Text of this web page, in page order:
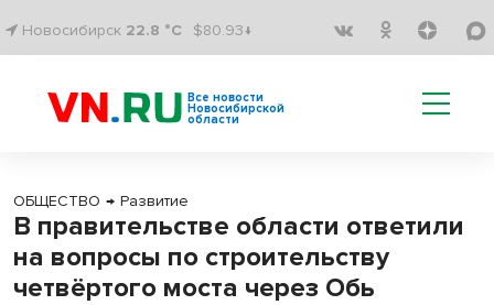
Новосибирск 22.8 °C $80.93↓
Все новости
Новосибирской
области
ОБЩЕСТВО → Развитие
В правительстве области ответили
на вопросы по строительству
четвёртого моста через Обь